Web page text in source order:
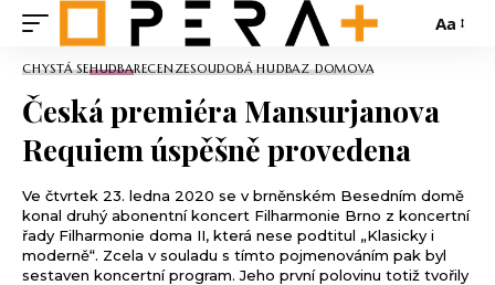
Aa
CHYSTÁ SEHUDBARECENZESOUDOBÁ HUDBAZ DOMOVA
Česká premiéra Mansurjanova
Requiem úspěšně provedena
Ve čtvrtek 23. ledna 2020 se v brněnském Besedním domě
konal druhý abonentní koncert Filharmonie Brno z koncertní
řady Filharmonie doma II, která nese podtitul „Klasicky i
moderně“. Zcela v souladu s tímto pojmenováním pak byl
sestaven koncertní program. Jeho první polovinu totiž tvořily